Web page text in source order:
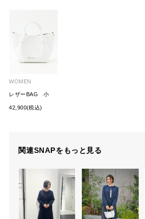
WOMEN
レザーBAG 小
42,900(税込)
関連SNAPをもっと見る